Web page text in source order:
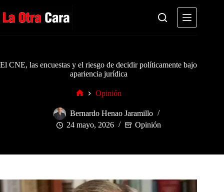
al
contenido
El CNE, las encuestas y el riesgo de decidir políticamente bajo
apariencia jurídica
Opinión
Bernardo Henao Jaramillo
24 mayo, 2026
Opinión